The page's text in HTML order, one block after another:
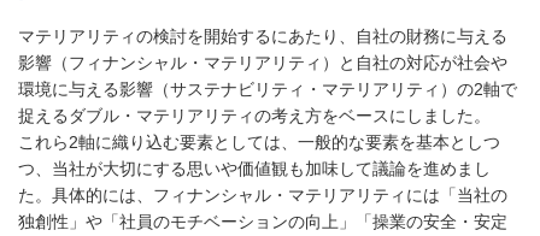
マテリアリティの検討を開始するにあたり、自社の財務に与える
影響（フィナンシャル・マテリアリティ）と自社の対応が社会や
環境に与える影響（サステナビリティ・マテリアリティ）の2軸で
捉えるダブル・マテリアリティの考え方をベースにしました。
これら2軸に織り込む要素としては、一般的な要素を基本としつ
つ、当社が大切にする思いや価値観も加味して議論を進めまし
た。具体的には、フィナンシャル・マテリアリティには「当社の
独創性」や「社員のモチベーションの向上」「操業の安全・安定